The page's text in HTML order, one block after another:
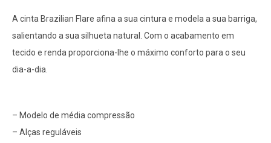
A cinta Brazilian Flare afina a sua cintura e modela a sua barriga,
salientando a sua silhueta natural. Com o acabamento em
tecido e renda proporciona-lhe o máximo conforto para o seu
dia-a-dia.
– Modelo de média compressão
– Alças reguláveis